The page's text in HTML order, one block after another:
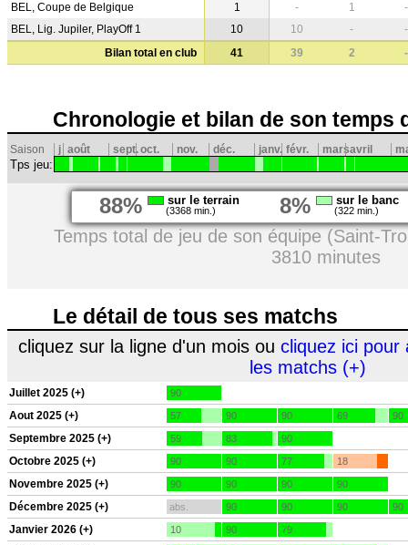
BEL, Coupe de Belgique
1 - 1
-
BEL, Lig. Jupiler, PlayOff 1
10 10 -
-
Bilan total en club
41 39 2 -
Chronologie et bilan de son temps
Saison j août sept.oct. nov. déc. janv. févr. marsavril
Tps jeu:
88% sur le terrain
(3368 min.) 8% sur le banc
(322 min.)
Temps total de jeu de son équipe (Saint-
3810 minutes
Le détail de tous ses matchs
cliquez sur la ligne d'un mois ou cliquez ici pour
les matchs (+)
Juillet 2025 (+) 90
Aout 2025 (+) 57 90 90 69 90
Septembre 2025 (+) 59 83 90
Octobre 2025 (+) 90 90 77 18
Novembre 2025 (+) 90 90 90 90
Décembre 2025 (+) abs. 90 90 90 90
Janvier 2026 (+) 10 90 79